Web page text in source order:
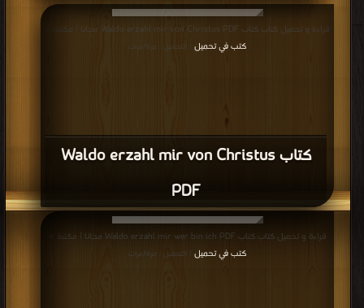
كتاب Waldo erzahl mir von Christus
PDF
قراءة و تحميل كتاب كتاب Waldo erzahl mir von Christus PDF مجانا | مكتبة >
كتب في تحميل
| التحميل : مرة/مرات
قراءة و تحميل كتاب كتاب Waldo erzahl mir wer bin ich PDF مجانا | مكتبة >
كتب في تحميل
| التحميل : مرة/مرات